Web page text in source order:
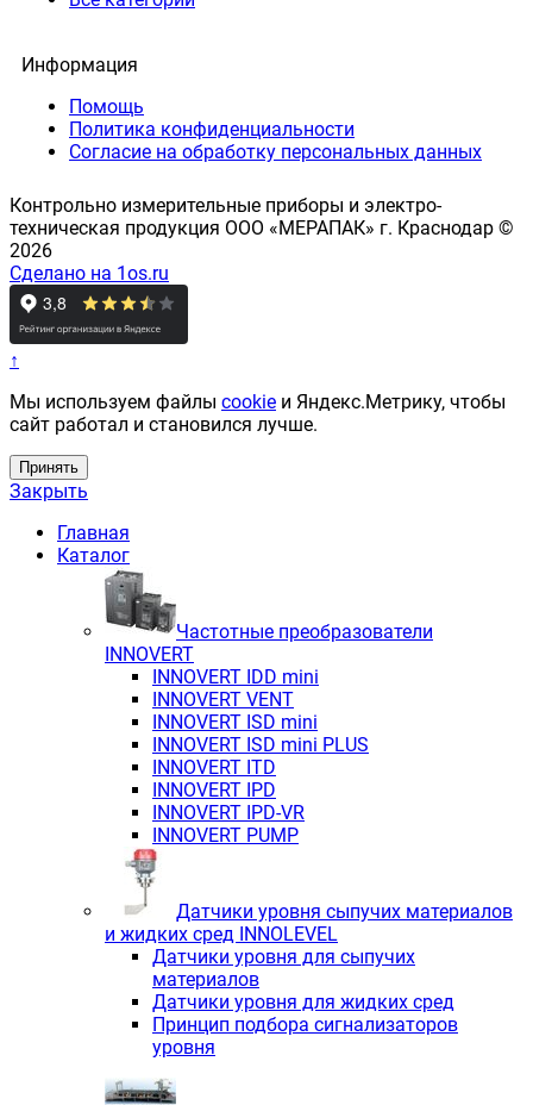
Информация
Помощь
Политика конфиденциальности
Согласие на обработку персональных данных
Контрольно измерительные приборы и электро-
техническая продукция ООО «МЕРАПАК» г. Краснодар ©
2026
Сделано на 1os.ru
↑
Мы используем файлы cookie и Яндекс.Метрику, чтобы
сайт работал и становился лучше.
Принять
Закрыть
Главная
Каталог
Частотные преобразователи
INNOVERT
INNOVERT IDD mini
INNOVERT VENT
INNOVERT ISD mini
INNOVERT ISD mini PLUS
INNOVERT ITD
INNOVERT IРD
INNOVERT IРD-VR
INNOVERT PUMP
Датчики уровня сыпучих материалов
и жидких сред INNOLEVEL
Датчики уровня для сыпучих
материалов
Датчики уровня для жидких сред
Принцип подбора сигнализаторов
уровня